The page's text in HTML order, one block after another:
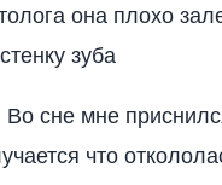
она плохо
зуба
сне мне
что